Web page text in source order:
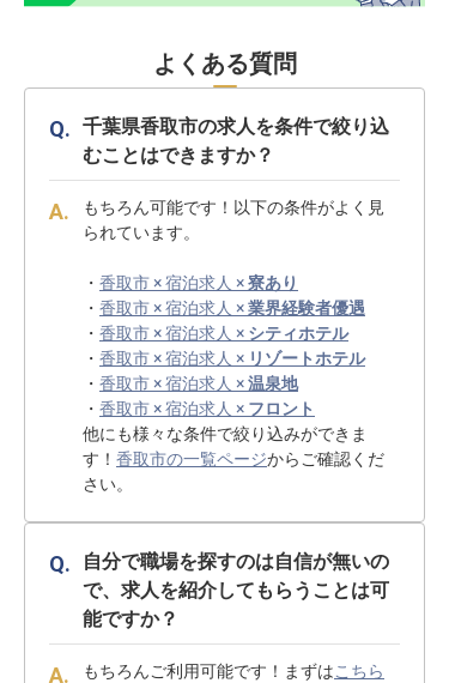
よくある質問
千葉県香取市の求人を条件で絞り込
むことはできますか？
もちろん可能です！以下の条件がよく見
られています。
・ 香取市 × 宿泊求人 ×寮あり
・ 香取市 × 宿泊求人 ×業界経験者優遇
・ 香取市 × 宿泊求人 × シティホテル
・ 香取市 × 宿泊求人 × リゾートホテル
・ 香取市 × 宿泊求人 ×温泉地
・ 香取市 × 宿泊求人 × フロント
他にも様々な条件で絞り込みができま
す！ 香取市の一覧ページからご確認くだ
さい。
自分で職場を探すのは自信が無いの
で、求人を紹介してもらうことは可
能ですか？
もちろんご利用可能です！まずはこちら